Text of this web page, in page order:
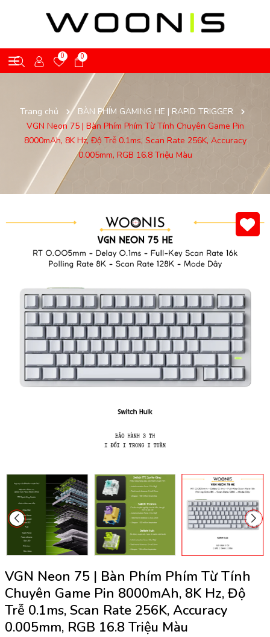
0 0
Trang chủ
BÀN PHÍM GAMING HE | RAPID TRIGGER
VGN Neon 75 | Bàn Phím Phím Từ Tính Chuyên Game Pin
8000mAh, 8K Hz, Độ Trễ 0.1ms, Scan Rate 256K, Accuracy
0.005mm, RGB 16.8 Triệu Màu
VGN Neon 75 | Bàn Phím Phím Từ Tính
Chuyên Game Pin 8000mAh, 8K Hz, Độ
Trễ 0.1ms, Scan Rate 256K, Accuracy
0.005mm, RGB 16.8 Triệu Màu